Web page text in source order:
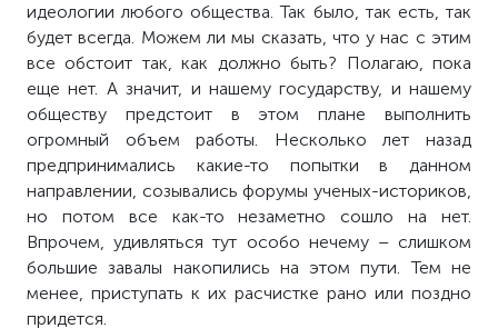
идеологии любого общества. Так было, так есть, так
будет всегда. Можем ли мы сказать, что у нас с этим
все обстоит так, как должно быть? Полагаю, пока
еще нет. А значит, и нашему государству, и нашему
обществу предстоит в этом плане выполнить
огромный объем работы. Несколько лет назад
предпринимались какие-то попытки в данном
направлении, созывались форумы ученых-историков,
но потом все как-то незаметно сошло на нет.
Впрочем, удивляться тут особо нечему – слишком
большие завалы накопились на этом пути. Тем не
менее, приступать к их расчистке рано или поздно
придется.